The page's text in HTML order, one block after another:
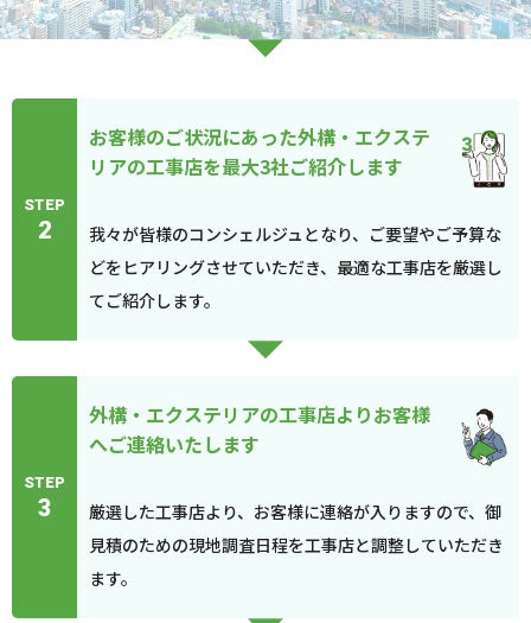
STEP
2
お客様のご状況にあった外構・エクステ
リアの工事店を最大3社ご紹介します
我々が皆様のコンシェルジュとなり、ご要望やご予算な
どをヒアリングさせていただき、最適な工事店を厳選し
てご紹介します。
STEP
3
外構・エクステリアの工事店よりお客様
へご連絡いたします
厳選した工事店より、お客様に連絡が入りますので、御
見積のための現地調査日程を工事店と調整していただき
ます。